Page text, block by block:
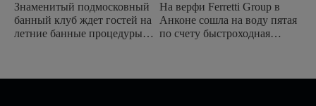
Знаменитый подмосковный
банный клуб ждет гостей на
летние банные процедуры.
На верфи Ferretti Group в
Анконе сошла на воду пятая
по счету быстроходная